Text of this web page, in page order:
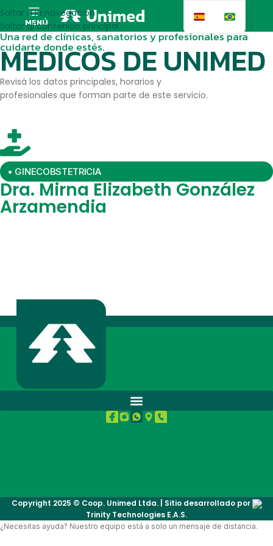
Saltar a la navegación
Saltar al contenido principal
MENÚ
Una red de clínicas, sanatorios y profesionales para
cuidarte donde estés.
MEDICOS DE UNIMED
Revisá los datos principales, horarios y
profesionales que forman parte de este servicio.
• GINECOBSTETRICIA
Dra. Mirna Elizabeth González
Arzamendia
Copyright 2025 © Coop. Unimed Ltda. | Sitio desarrollado por
Trinity Technologies E.A.S.
¿Necesitas ayuda? Nuestro equipo está a solo un mensaje de distancia.